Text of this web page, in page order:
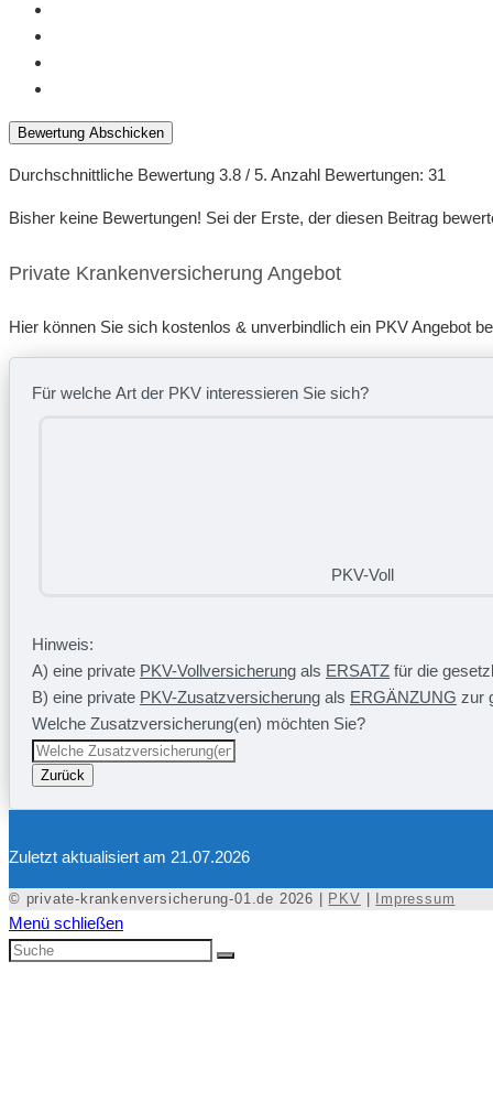
Bewertung Abschicken
Durchschnittliche Bewertung 3.8 / 5. Anzahl Bewertungen: 31
Bisher keine Bewertungen! Sei der Erste, der diesen Beitrag
Private Krankenversicherung Angebot
Hier können Sie sich kostenlos & unverbindlich ein PKV Angebot
Für welche Art der PKV interessieren Sie sich?
PKV-Voll
Hinweis:
A) eine private PKV-Vollversicherung als ERSATZ für die
B) eine private PKV-Zusatzversicherung als ERGÄNZUNG zur
Welche Zusatzversicherung(en) möchten Sie?
Zurück
Zuletzt aktualisiert am 21.07.2026
© private-krankenversicherung-01.de 2026 | PKV | Impressum
Menü schließen